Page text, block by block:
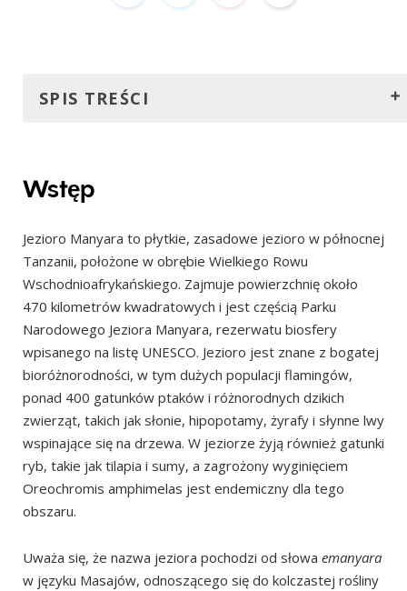
SPIS TREŚCI
Jak tam dotrzeć?
Samolotem
Zorganizowane Safari
Najlepszy czas na wizytę
Najlepszy czas ogólnie: pora sucha (czerwiec –
październik)
Najlepszy czas na obserwację ptaków: pora deszczowa
(listopad – maj)
Okres, którego należy unikać
Moje doświadczenie
Miejsca w pobliżu warte odwiedzenia
Park Narodowy Tarangire
Wstęp
Jezioro Manyara to płytkie, zasadowe jezioro w północnej
Tanzanii, położone w obrębie Wielkiego Rowu
Wschodnioafrykańskiego. Zajmuje powierzchnię około
470 kilometrów kwadratowych i jest częścią Parku
Narodowego Jeziora Manyara, rezerwatu biosfery
wpisanego na listę UNESCO. Jezioro jest znane z bogatej
bioróżnorodności, w tym dużych populacji flamingów,
ponad 400 gatunków ptaków i różnorodnych dzikich
zwierząt, takich jak słonie, hipopotamy, żyrafy i słynne lwy
wspinające się na drzewa. W jeziorze żyją również gatunki
ryb, takie jak tilapia i sumy, a zagrożony wyginięciem
Oreochromis amphimelas jest endemiczny dla tego
obszaru.
Uważa się, że nazwa jeziora pochodzi od słowa emanyara
w języku Masajów, odnoszącego się do kolczastej rośliny